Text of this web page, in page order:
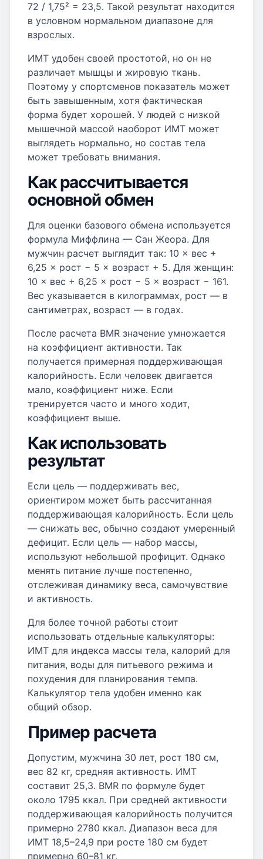
72 / 1,75² = 23,5. Такой результат находится
в условном нормальном диапазоне для
взрослых.
ИМТ удобен своей простотой, но он не
различает мышцы и жировую ткань.
Поэтому у спортсменов показатель может
быть завышенным, хотя фактическая
форма будет хорошей. У людей с низкой
мышечной массой наоборот ИМТ может
выглядеть нормально, но состав тела
может требовать внимания.
Как рассчитывается
основной обмен
Для оценки базового обмена используется
формула Миффлина — Сан Жеора. Для
мужчин расчет выглядит так: 10 × вес +
6,25 × рост − 5 × возраст + 5. Для женщин:
10 × вес + 6,25 × рост − 5 × возраст − 161.
Вес указывается в килограммах, рост — в
сантиметрах, возраст — в годах.
После расчета BMR значение умножается
на коэффициент активности. Так
получается примерная поддерживающая
калорийность. Если человек двигается
мало, коэффициент ниже. Если
тренируется часто и много ходит,
коэффициент выше.
Как использовать
результат
Если цель — поддерживать вес,
ориентиром может быть рассчитанная
поддерживающая калорийность. Если цель
— снижать вес, обычно создают умеренный
дефицит. Если цель — набор массы,
используют небольшой профицит. Однако
менять питание лучше постепенно,
отслеживая динамику веса, самочувствие
и активность.
Для более точной работы стоит
использовать отдельные калькуляторы:
ИМТ для индекса массы тела, калорий для
питания, воды для питьевого режима и
похудения для планирования темпа.
Калькулятор тела удобен именно как
общий обзор.
Пример расчета
Допустим, мужчина 30 лет, рост 180 см,
вес 82 кг, средняя активность. ИМТ
составит 25,3. BMR по формуле будет
около 1795 ккал. При средней активности
поддерживающая калорийность получится
примерно 2780 ккал. Диапазон веса для
ИМТ 18,5–24,9 при росте 180 см будет
примерно 60–81 кг.